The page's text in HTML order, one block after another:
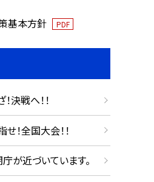
基本方針 PDF
決戦へ！！
！全国大会！！
が近づいています。